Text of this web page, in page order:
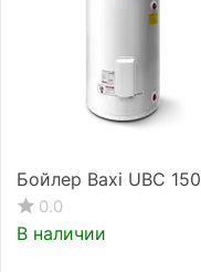
Бойлер Baxi UBC 150
0.0
В наличии